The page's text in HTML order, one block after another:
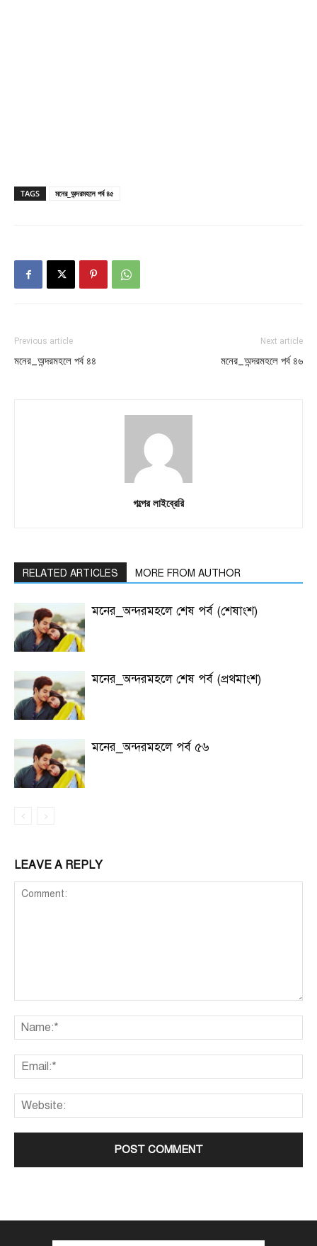
TAGS মনের_অন্দরমহলে পর্ব ৪৫
Previous article
মনের_অন্দরমহলে পর্ব ৪৪
Next article
মনের_অন্দরমহলে পর্ব ৪৬
গল্পের লাইব্রেরি
RELATED ARTICLES MORE FROM AUTHOR
মনের_অন্দরমহলে শেষ পর্ব (শেষাংশ)
মনের_অন্দরমহলে শেষ পর্ব (প্রথমাংশ)
মনের_অন্দরমহলে পর্ব ৫৬
LEAVE A REPLY